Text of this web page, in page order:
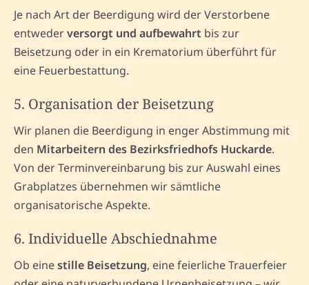
Je nach Art der Beerdigung wird der Verstorbene
entwederversorgt und aufbewahrt bis zur
Beisetzung oder in ein Krematorium überführt für
eine Feuerbestattung.
5. Organisation der Beisetzung
Wir planen die Beerdigung in enger Abstimmung mit
den Mitarbeitern des Bezirksfriedhofs Huckarde.
Von der Terminvereinbarung bis zur Auswahl eines
Grabplatzes übernehmen wir sämtliche
organisatorische Aspekte.
6. Individuelle Abschiednahme
Ob einestille Beisetzung, eine feierliche Trauerfeier